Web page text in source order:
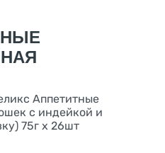
Аппетитные
с индейкой и
75г х 26шт